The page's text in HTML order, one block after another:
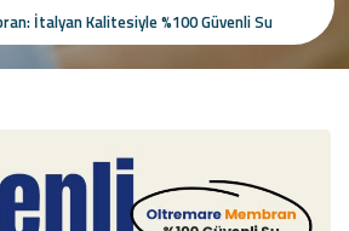
İtalyan Kalitesiyle %100 Güvenli Su